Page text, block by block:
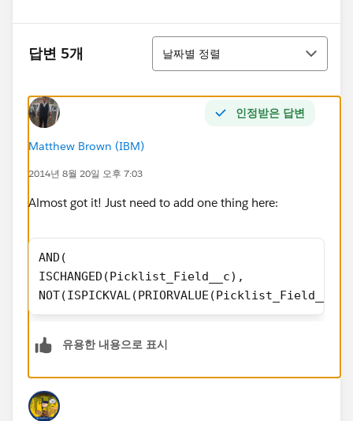
답변 5개
정렬
날짜별 정렬
인정받은 답변
Matthew Brown (IBM)
2014년 8월 20일 오후 7:03
Almost got it! Just need to add one thing here:
AND(
ISCHANGED(Picklist_Field__c),
유용한 내용으로 표시